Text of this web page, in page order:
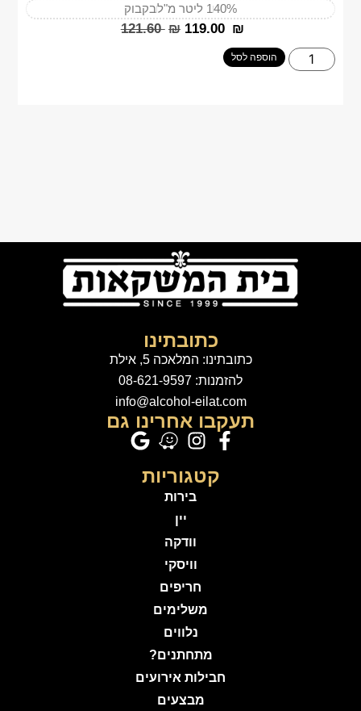
40%1 ליטר מ"ל בקבוק
‎121.60 ₪ ‎119.00 ₪
הוספה לסל
כתובתינו
כתובתינו: המלאכה 5, אילת
להזמנות: 08-621-9597
info@alcohol-eilat.com
תעקבו אחרינו גם
קטגוריות
בירות
יין
וודקה
וויסקי
חריפים
משלימים
נלווים
מתחתנים?
חבילות אירועים
מבצעים